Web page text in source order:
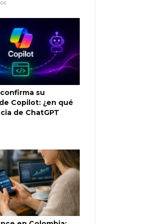
su
Copilot: ¿en qué
de ChatGPT